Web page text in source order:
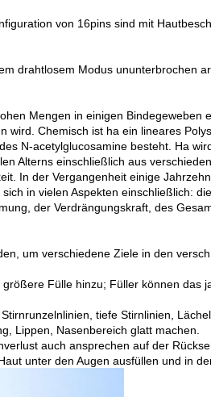
von 16pins sind mit
drahtlosem Modus ununterbrochen
Mengen in einigen Bindegeweben
Chemisch ist ha ein lineares
N-acetylglucosamine besteht. Ha
Alterns einschließlich aus
In der Vergangenheit einige
in vielen Aspekten einschließlich:
der Verdrängungskraft, des
um verschiedene Ziele in den
Fülle hinzu; Füller können das
tiefe Stirnlinien,
Lippen, Nasenbereich glatt machen.
auch ansprechen auf der
unter den Augen ausfüllen und in